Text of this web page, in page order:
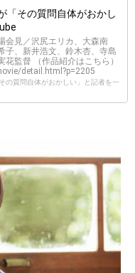
「その質問自体がおかし
会見／沢尻エリカ、大森南
子、新井浩文、鈴木杏、寺島
監督 （作品紹介はこちら）
detail.html?p=2205
の質問自体がおかしい」と記者を一